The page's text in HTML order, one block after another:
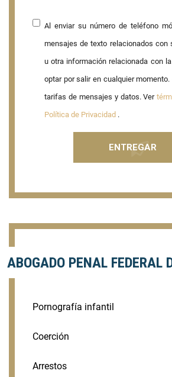
Al enviar su número de teléfono
mensajes de texto relacionados con
u otra información relacionada con
optar por salir en cualquier
tarifas de mensajes y datos. Ver
Política de Privacidad .
ABOGADO PENAL FEDERAL
Pornografía infantil
Coerción
Arrestos